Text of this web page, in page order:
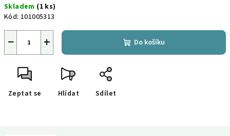
cena:
Skladem (1 ks)
Kód: 101005313
+
− Do košíku
Zeptat se Hlídat Sdílet